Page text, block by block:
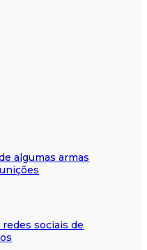
algumas armas
sociais de